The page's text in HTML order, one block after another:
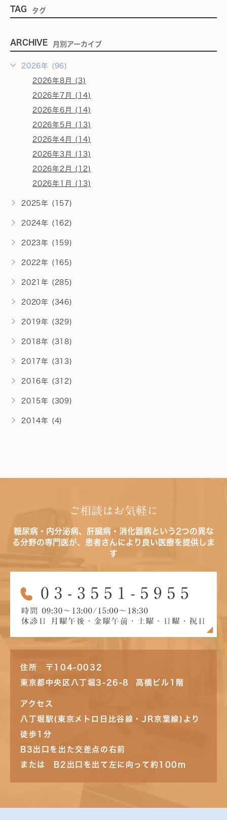
TAG タグ
ARCHIVE 月別アーカイブ
2026年 (96)
2026年8月 (3)
2026年7月 (14)
2026年6月 (14)
2026年5月 (13)
2026年4月 (14)
2026年3月 (13)
2026年2月 (12)
2026年1月 (13)
2025年 (157)
2024年 (162)
2023年 (159)
2022年 (165)
2021年 (285)
2020年 (346)
2019年 (329)
2018年 (318)
2017年 (313)
2016年 (312)
2015年 (309)
2014年 (4)
ご相談はお気軽に
糖尿病・内分泌病、肝臓病・消化器病という2つの異な
る分野の専門医が、患者さんにより良い医療を提供しま
す
住所 〒104-0032
東京都中央区八丁堀3-26-8 高橋ビル1階
アクセス
八丁堀駅(東京メトロ日比谷線・JR京葉線)より
徒歩1分
B3出口を出た交差点の右前
または B2出口を出て左に向って約100m